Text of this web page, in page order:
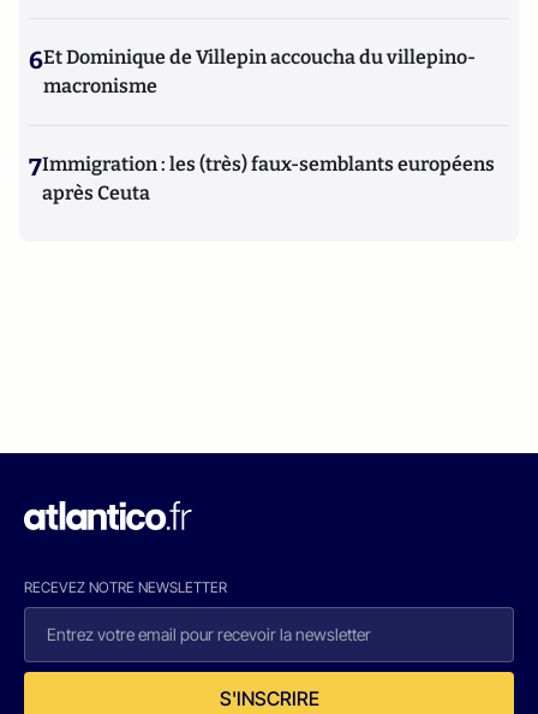
6Et Dominique de Villepin accoucha du villepino-
macronisme
7Immigration : les (très) faux-semblants européens
après Ceuta
RECEVEZ NOTRE NEWSLETTER
S'INSCRIRE